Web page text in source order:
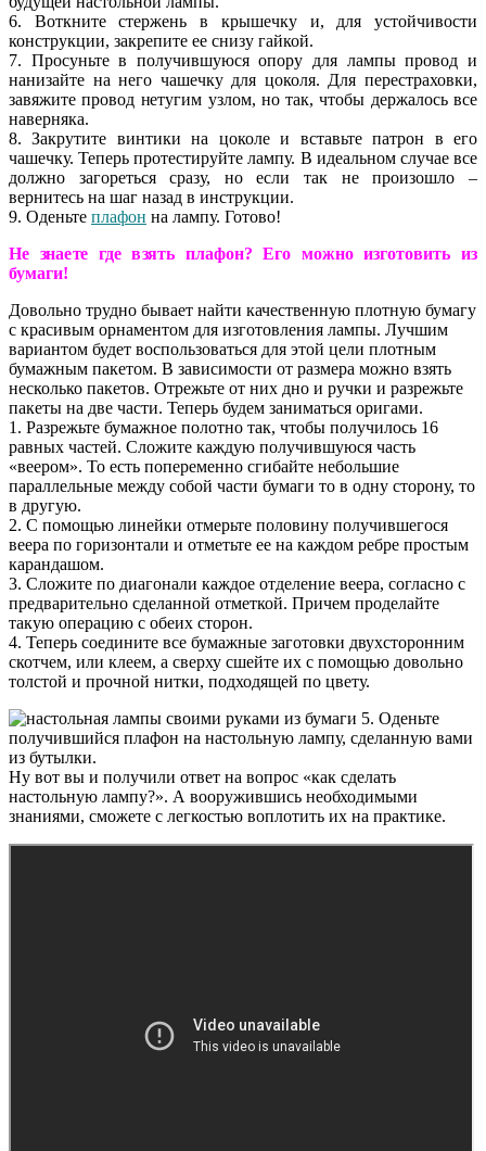
6. Воткните стержень в крышечку и, для устойчивости
конструкции, закрепите ее снизу гайкой.
7. Просуньте в получившуюся опору для лампы провод и
нанизайте на него чашечку для цоколя. Для перестраховки,
завяжите провод нетугим узлом, но так, чтобы держалось все
наверняка.
8. Закрутите винтики на цоколе и вставьте патрон в его
чашечку. Теперь протестируйте лампу. В идеальном случае все
должно загореться сразу, но если так не произошло –
вернитесь на шаг назад в инструкции.
9. Оденьте плафон на лампу. Готово!
Не знаете где взять плафон? Его можно изготовить из
бумаги!
Довольно трудно бывает найти качественную плотную бумагу
с красивым орнаментом для изготовления лампы. Лучшим
вариантом будет воспользоваться для этой цели плотным
бумажным пакетом. В зависимости от размера можно взять
несколько пакетов. Отрежьте от них дно и ручки и разрежьте
пакеты на две части. Теперь будем заниматься оригами.
1. Разрежьте бумажное полотно так, чтобы получилось 16
равных частей. Сложите каждую получившуюся часть
«веером». То есть попеременно сгибайте небольшие
параллельные между собой части бумаги то в одну сторону, то
в другую.
2. С помощью линейки отмерьте половину получившегося
веера по горизонтали и отметьте ее на каждом ребре простым
карандашом.
3. Сложите по диагонали каждое отделение веера, согласно с
предварительно сделанной отметкой. Причем проделайте
такую операцию с обеих сторон.
4. Теперь соедините все бумажные заготовки двухсторонним
скотчем, или клеем, а сверху сшейте их с помощью довольно
толстой и прочной нитки, подходящей по цвету.
5. Оденьте
получившийся плафон на настольную лампу, сделанную вами
из бутылки.
Ну вот вы и получили ответ на вопрос «как сделать
настольную лампу?». А вооружившись необходимыми
знаниями, сможете с легкостью воплотить их на практике.